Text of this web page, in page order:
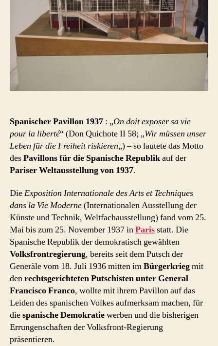
Spanischer Pavillon 1937 : „On doit exposer sa vie
pour la liberté“ (Don Quichote II 58; „Wir müssen unser
Leben für die Freiheit riskieren„) – so lautete das Motto
desPavillons für die Spanische Republikauf der
Pariser Weltausstellung von 1937.
DieExposition Internationale des Arts et Techniques
dans la Vie Moderne(Internationalen Ausstellung der
Künste und Technik, Weltfachausstellung) fand vom 25.
Mai bis zum 25. November 1937 inParisstatt. Die
Spanische Republik der demokratisch gewählten
Volksfrontregierung, bereits seit dem Putsch der
Generäle vom 18. Juli 1936 mitten imBürgerkriegmit
denrechtsgerichteten Putschisten unter General
Francisco Franco, wollte mit ihrem Pavillon auf das
Leiden des spanischen Volkes aufmerksam machen, für
diespanische Demokratiewerben und die bisherigen
Errungenschaften der Volksfront-Regierung
präsentieren.